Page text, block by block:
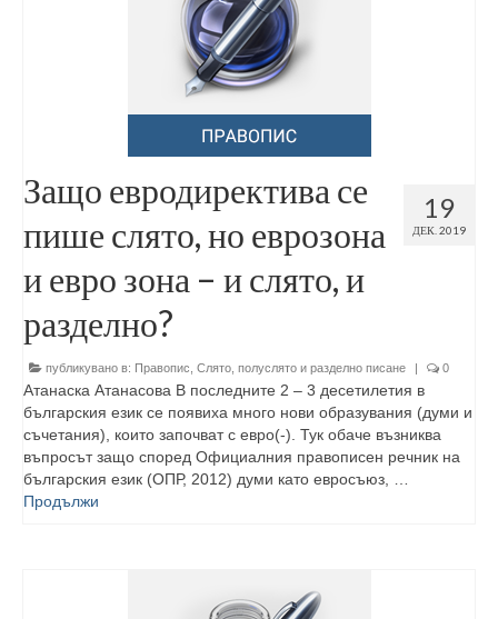
19
ДЕК. 2019
Защо евродиректива се
пише слято, но еврозона
и евро зона – и слято, и
разделно?
публикувано в: Правопис Слято, полуслято и разделно писане | 0
Атанаска Атанасова В последните 2 – 3 десетилетия в
българския език се появиха много нови образувания (думи и
съчетания), които започват с евро(-). Тук обаче възниква
въпросът защо според Официалния правописен речник на
българския език (ОПР, 2012) думи като евросъюз, …
Продължи